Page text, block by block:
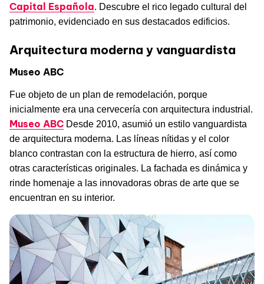
Capital Española. Descubre el rico legado cultural del
patrimonio, evidenciado en sus destacados edificios.
Arquitectura moderna y vanguardista
Museo ABC
Fue objeto de un plan de remodelación, porque
inicialmente era una cervecería con arquitectura industrial.
Museo ABC Desde 2010, asumió un estilo vanguardista
de arquitectura moderna. Las líneas nítidas y el color
blanco contrastan con la estructura de hierro, así como
otras características originales. La fachada es dinámica y
rinde homenaje a las innovadoras obras de arte que se
encuentran en su interior.